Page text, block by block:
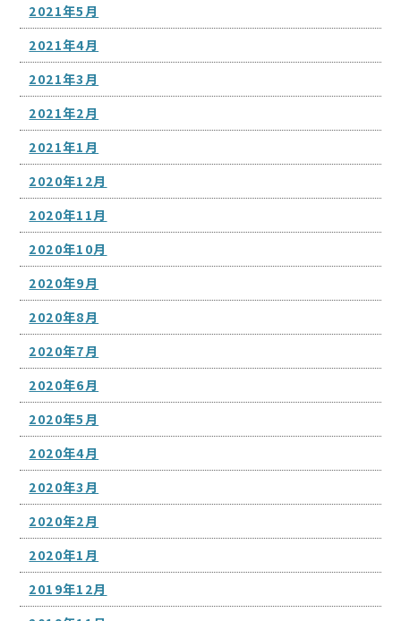
2021年5月
2021年4月
2021年3月
2021年2月
2021年1月
2020年12月
2020年11月
2020年10月
2020年9月
2020年8月
2020年7月
2020年6月
2020年5月
2020年4月
2020年3月
2020年2月
2020年1月
2019年12月